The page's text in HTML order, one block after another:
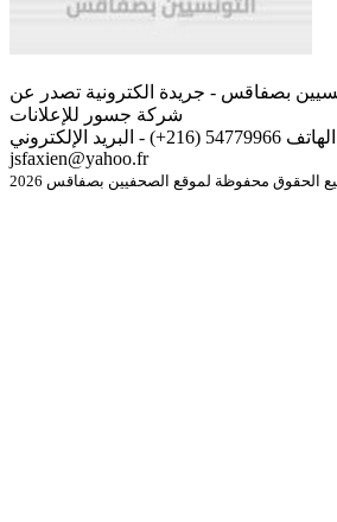
بصفاقس - جريدة الكترونية تصدر عن
شركة جسور للإعلانات
للإتصال أو نشر الردود الهاتف 54779966 (216+) - البريد الإلكتروني
jsfaxien@yahoo.fr
الحقوق محفوظة لموقع الصحفيين بصفاقس 2026